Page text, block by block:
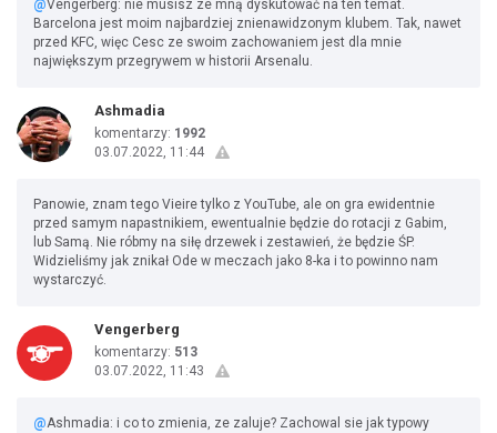
@Vengerberg: nie musisz ze mną dyskutować na ten temat.
Barcelona jest moim najbardziej znienawidzonym klubem. Tak, nawet
przed KFC, więc Cesc ze swoim zachowaniem jest dla mnie
największym przegrywem w historii Arsenalu.
Ashmadia
komentarzy: 1992
03.07.2022, 11:44
Panowie, znam tego Vieire tylko z YouTube, ale on gra ewidentnie
przed samym napastnikiem, ewentualnie będzie do rotacji z Gabim,
lub Samą. Nie róbmy na siłę drzewek i zestawień, że będzie ŚP.
Widzieliśmy jak znikał Ode w meczach jako 8-ka i to powinno nam
wystarczyć.
Vengerberg
komentarzy: 513
03.07.2022, 11:43
@Ashmadia: i co to zmienia, ze zaluje? Zachowal sie jak typowy